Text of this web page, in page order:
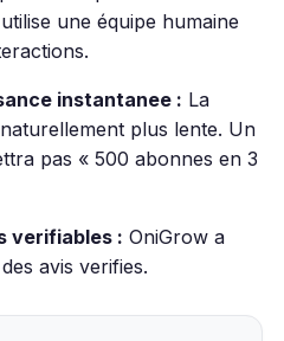
une équipe humaine
instantanee : La
plus lente. Un
pas « 500 abonnes en 3
verifiables : OniGrow a
avis verifies.